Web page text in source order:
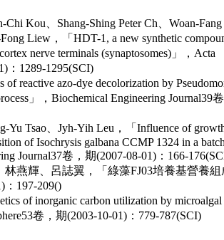
Kou、Shang-Shing Peter Ch、Woan-Fang
Liew，「HDT-1, a new synthetic
nerve terminals (synaptosomes)」，Acta
：1289-1295(SCI)
reactive azo-dye decolorization by
」，Biochemical Engineering Journal39
Yu Tsao、Jyh-Yih Leu，「Influence of
of Isochrysis galbana CCMP 1324 in a batch
Journal37卷，期(2007-08-01)：166-
燕輝、呂誌翼，「綠藻FJ03培養基營養組
：197-209()
of inorganic carbon utilization by
卷，期(2003-10-01)：779-787(SCI)